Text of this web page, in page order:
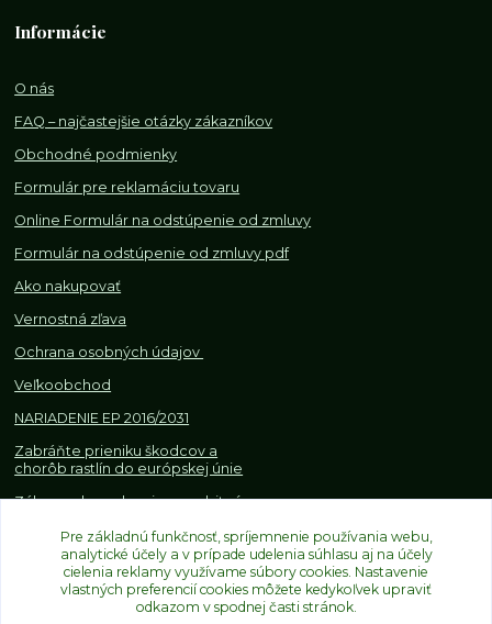
Informácie
O nás
FAQ – najčastejšie otázky zákazníkov
Obchodné podmienky
Formulár pre reklamáciu tovaru
Online Formulár na odstúpenie od zmluvy
Formulár na odstúpenie od zmluvy pdf
Ako nakupovať
Vernostná zľava
Ochrana osobných údajov
Veľkoobchod
NARIADENIE EP 2016/2031
Zabráňte prieniku škodcov a
chorôb rastlín do európskej únie
Zákazy, obmedzenia a osobitné
obchodovaní s rastlinami
Pre základnú funkčnosť, spríjemnenie používania webu,
analytické účely a v prípade udelenia súhlasu aj na účely
cielenia reklamy využívame súbory cookies. Nastavenie
vlastných preferencií cookies môžete kedykoľvek upraviť
odkazom v spodnej časti stránok.